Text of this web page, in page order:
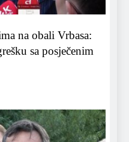
na obali Vrbasa:
sa posječenim